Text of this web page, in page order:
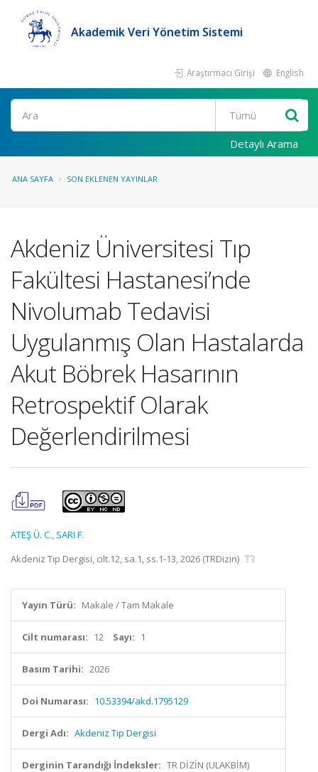
Akademik Veri Yönetim Sistemi
Araştırmacı Girişi English
Ara
Detaylı Arama
ANA SAYFA SON EKLENEN YAYINLAR
Akdeniz Üniversitesi Tıp
Fakültesi Hastanesi’nde
Nivolumab Tedavisi
Uygulanmış Olan Hastalarda
Akut Böbrek Hasarının
Retrospektif Olarak
Değerlendirilmesi
ATEŞ Ü. C., SARI F.
Akdeniz Tıp Dergisi, cilt.12, sa.1, ss.1-13, 2026 (TRDizin)
Yayın Türü: Makale / Tam Makale
Cilt numarası: 12 Sayı: 1
Basım Tarihi: 2026
Doi Numarası: 10.53394/akd.1795129
Dergi Adı: Akdeniz Tıp Dergisi
Derginin Tarandığı İndeksler: TR DİZİN (ULAKBİM)